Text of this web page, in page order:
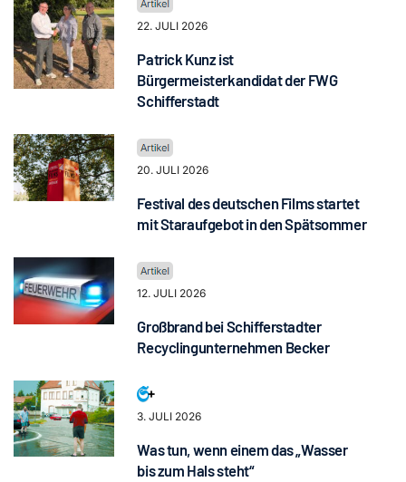
22. JULI 2026
Patrick Kunz ist
Bürgermeisterkandidat der FWG
Schifferstadt
20. JULI 2026
Festival des deutschen Films startet
mit Staraufgebot in den Spätsommer
12. JULI 2026
Großbrand bei Schifferstadter
Recyclingunternehmen Becker
3. JULI 2026
Was tun, wenn einem das „Wasser
bis zum Hals steht“